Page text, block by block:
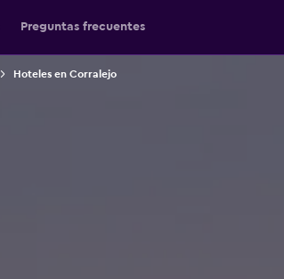
Preguntas frecuentes
Hoteles en Corralejo